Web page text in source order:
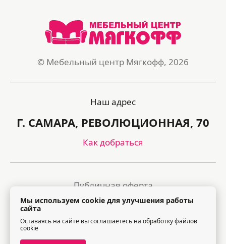
© Мебельный центр Мягкофф, 2026
Наш адрес
Г. САМАРА, РЕВОЛЮЦИОННАЯ, 70
Как добраться
Публичная оферта
Политика обработки персональных данных
Правила посещения торгового центра
Мы используем cookie для улучшения работы
сайта
Оставаясь на сайте вы соглашаетесь на обработку файлов
cookie